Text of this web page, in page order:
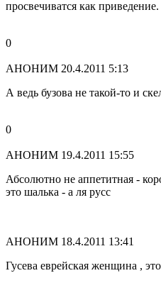
просвечиватся как приведение.
0
АНОНИМ 20.4.2011 5:13
А ведь бузова не такой-то и
0
АНОНИМ 19.4.2011 15:55
Абсолютно не аппетитная -
это шалька - а ля русс
АНОНИМ 18.4.2011 13:41
Гусева еврейская женщина ,